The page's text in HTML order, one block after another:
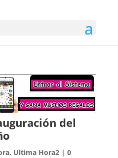
del
, Ultima Hora2| 0